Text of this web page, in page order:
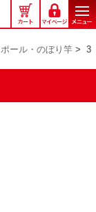
ポール・のぼり竿 > 3